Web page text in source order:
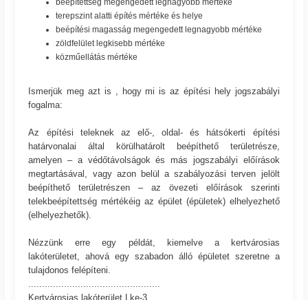
terepszint alatti építés mértéke és helye
beépítési magasság megengedett legnagyobb mértéke
zöldfelület legkisebb mértéke
közműellátás mértéke
Ismerjük meg azt is , hogy mi is az építési hely jogszabályi
fogalma:
Az építési teleknek az elő-, oldal- és hátsókerti építési
határvonalai által körülhatárolt beépíthető területrésze,
amelyen – a védőtávolságok és más jogszabályi előírások
megtartásával, vagy azon belül a szabályozási terven jelölt
beépíthető területrészen – az övezeti előírások szerinti
telekbeépítettség mértékéig az épület (épületek) elhelyezhető
(elhelyezhetők).
Nézzünk erre egy példát, kiemelve a kertvárosias
lakóterületet, ahová egy szabadon álló épületet szeretne a
tulajdonos felépíteni.
Kertvárosias lakóterület Lke-3